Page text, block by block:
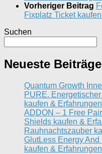
Vorheriger Beitrag
Fixplatz Ticket
Suchen
Neueste Beiträge
Quantum Growth
PURE.
kaufen & Erfahrungen
ADDON – 1 Free
Shields kaufen &
Rauhnachtszauber
GlutLess Energy
kaufen & Erfahrungen